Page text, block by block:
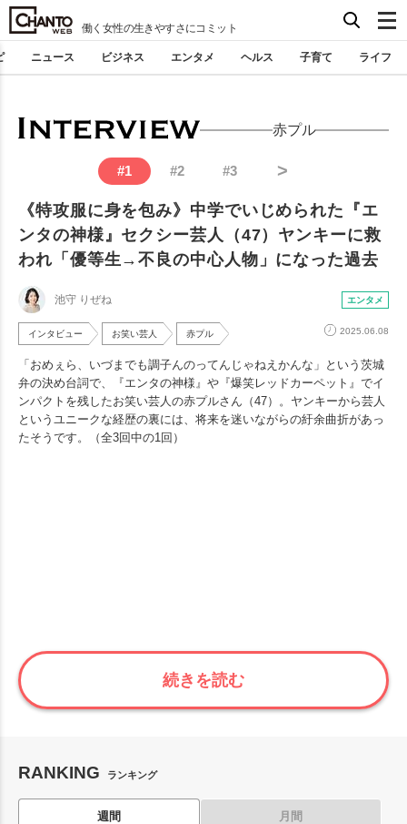
働く女性の生きやすさにコミット
ニュース ビジネス エンタメ ヘルス 子育て ライフ
赤プル
#1 #2 #3 >
《特攻服に身を包み》中学でいじめられた『エ
ンタの神様』セクシー芸人（47）ヤンキーに救
われ「優等生→不良の中心人物」になった過去
池守 りぜね エンタメ
インタビュー お笑い芸人 赤プル 2025.06.08
「おめぇら、いづまでも調子んのってんじゃねえかんな」という茨城
弁の決め台詞で、『エンタの神様』や『爆笑レッドカーペット』でイ
ンパクトを残したお笑い芸人の赤プルさん（47）。ヤンキーから芸人
というユニークな経歴の裏には、将来を迷いながらの紆余曲折があっ
たそうです。（全3回中の1回）
続きを読む
RANKING ランキング
週間 月間